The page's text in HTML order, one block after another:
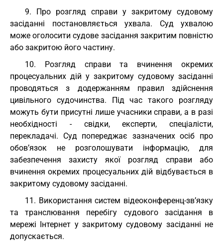
9. Про розгляд справи у закритому судовому
засіданні постановляється ухвала. Суд ухвалою
може оголосити судове засідання закритим повністю
або закритою його частину.
10. Розгляд справи та вчинення окремих
процесуальних дій у закритому судовому засіданні
проводяться з додержанням правил здійснення
цивільного судочинства. Під час такого розгляду
можуть бути присутні лише учасники справи, а в разі
необхідності - свідки, експерти, спеціалісти,
перекладачі. Суд попереджає зазначених осіб про
обов’язок не розголошувати інформацію, для
забезпечення захисту якої розгляд справи або
вчинення окремих процесуальних дій відбувається в
закритому судовому засіданні.
11. Використання систем відеоконференц-зв’язку
та транслювання перебігу судового засідання в
мережі Інтернет у закритому судовому засіданні не
допускається.